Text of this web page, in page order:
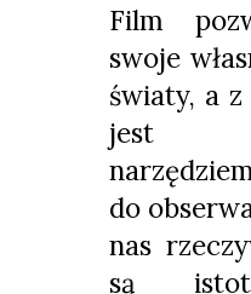
Film
swoje
światy, a
jest
narzędziem
do
nas
są